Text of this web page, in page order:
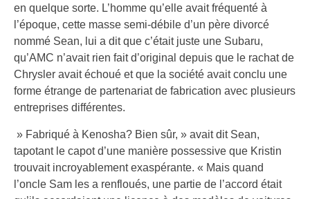
en quelque sorte. L’homme qu’elle avait fréquenté à
l’époque, cette masse semi-débile d’un père divorcé
nommé Sean, lui a dit que c’était juste une Subaru,
qu’AMC n’avait rien fait d’original depuis que le rachat de
Chrysler avait échoué et que la société avait conclu une
forme étrange de partenariat de fabrication avec plusieurs
entreprises différentes.
» Fabriqué à Kenosha? Bien sûr, » avait dit Sean,
tapotant le capot d’une manière possessive que Kristin
trouvait incroyablement exaspérante. « Mais quand
l’oncle Sam les a renfloués, une partie de l’accord était